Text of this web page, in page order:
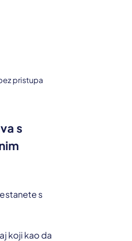
s
s
koji kao da